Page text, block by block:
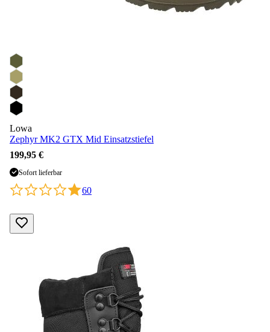
Lowa
Zephyr MK2 GTX Mid Einsatzstiefel
199,95 €
Sofort lieferbar
60